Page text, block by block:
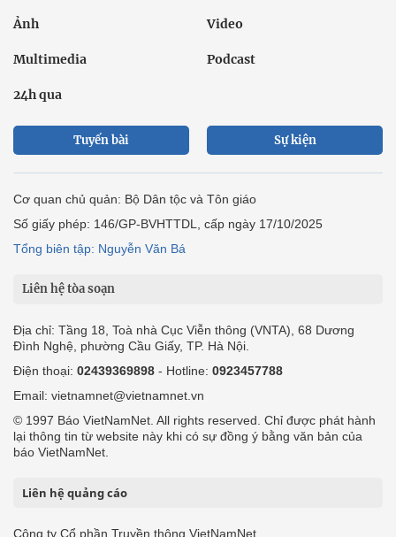
Ảnh Video
Multimedia Podcast
24h qua
Tuyến bài Sự kiện
Cơ quan chủ quản: Bộ Dân tộc và Tôn giáo
Số giấy phép: 146/GP-BVHTTDL, cấp ngày 17/10/2025
Tổng biên tập: Nguyễn Văn Bá
Liên hệ tòa soạn
Địa chỉ: Tầng 18, Toà nhà Cục Viễn thông (VNTA), 68 Dương
Đình Nghệ, phường Cầu Giấy, TP. Hà Nội.
Điện thoại: 02439369898 - Hotline: 0923457788
Email: vietnamnet@vietnamnet.vn
© 1997 Báo VietNamNet. All rights reserved. Chỉ được phát hành
lại thông tin từ website này khi có sự đồng ý bằng văn bản của
báo VietNamNet.
Liên hệ quảng cáo
Công ty Cổ phần Truyền thông VietNamNet